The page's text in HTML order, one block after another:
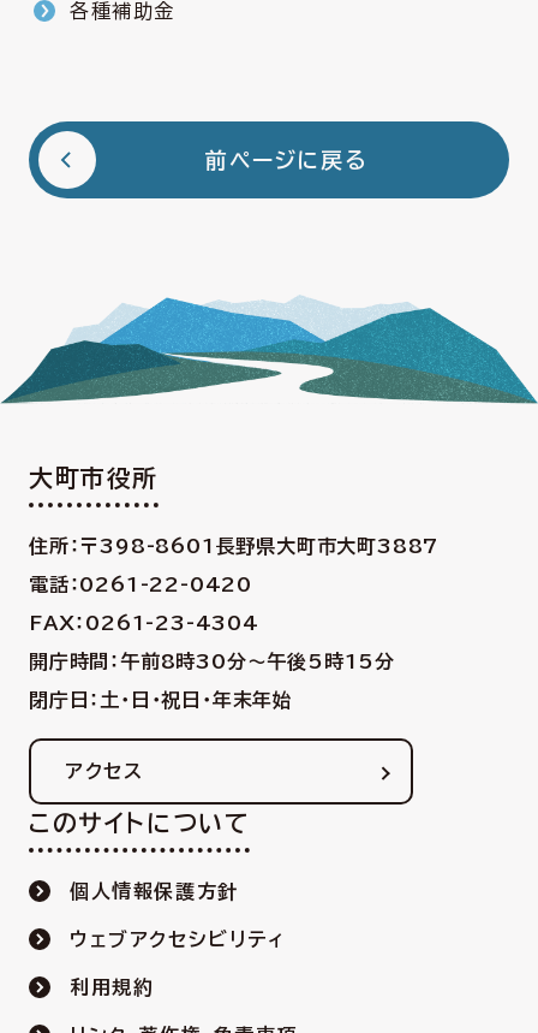
各種補助金
前ページに戻る
大町市役所
住所：〒398-8601 長野県大町市大町3887
電話：0261-22-0420
FAX：0261-23-4304
開庁時間：午前8時30分〜午後5時15分
閉庁日：土・日・祝日・年末年始
アクセス
このサイトについて
個人情報保護方針
ウェブアクセシビリティ
利用規約